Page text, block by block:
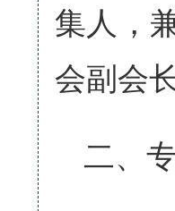
集人，
会副会
二、